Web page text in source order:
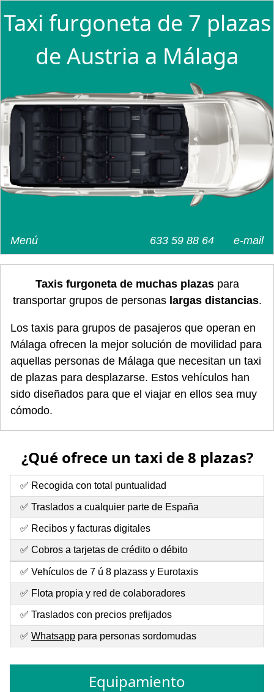
Taxi furgoneta de 7 plazas
de Austria a Málaga
e-mail
633 59 88 64
Menú
Taxis furgoneta de muchas plazaspara
transportar grupos de personas largas distancias.
Los taxis para grupos de pasajeros que operan en
Málaga ofrecen la mejor solución de movilidad para
aquellas personas de Málaga que necesitan un taxi
de plazas para desplazarse. Estos vehículos han
sido diseñados para que el viajar en ellos sea muy
cómodo.
¿Qué ofrece un taxi de 8 plazas?
✅ Recogida con total puntualidad
✅ Traslados a cualquier parte de España
✅ Recibos y facturas digitales
✅ Cobros a tarjetas de crédito o débito
✅ Vehículos de 7 ú 8 plazass y Eurotaxis
✅ Flota propia y red de colaboradores
✅ Traslados con precios prefijados
✅ Whatsapp para personas sordomudas
Equipamiento